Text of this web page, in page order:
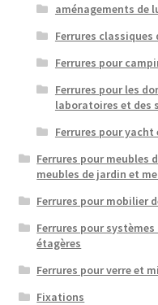
aménagements de
Ferrures
Ferrures pour
Ferrures pour les
laboratoires et des
Ferrures pour
Ferrures pour meubles
meubles de jardin et
Ferrures pour mobilier
Ferrures pour
étagères
Ferrures pour verre et
Fixations